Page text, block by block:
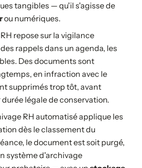
tangibles — qu'il s'agisse de
ou numériques.
repose sur la vigilance
rappels dans un agenda, les
Des documents sont
en infraction avec le
supprimés trop tôt, avant
légale de conservation.
RH automatisé applique les
dès le classement du
le document est soit purgé,
système d'archivage